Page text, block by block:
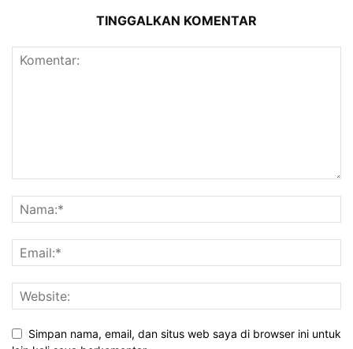
TINGGALKAN KOMENTAR
Simpan nama, email, dan situs web saya di browser ini untuk